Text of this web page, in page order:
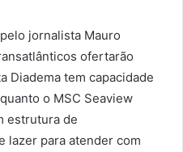
jornalista Mauro
ofertarão
Diadema tem capacidade
o MSC Seaview
estrutura de
lazer para atender com